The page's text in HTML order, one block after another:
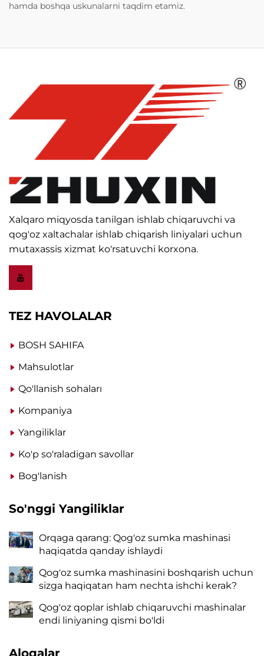
hamda boshqa uskunalarni taqdim etamiz.
Xalqaro miqyosda tanilgan ishlab chiqaruvchi va
qog'oz xaltachalar ishlab chiqarish liniyalari uchun
mutaxassis xizmat ko'rsatuvchi korxona.
TEZ HAVOLALAR
BOSH SAHIFA
Mahsulotlar
Qo'llanish sohaları
Kompaniya
Yangiliklar
Ko'p so'raladigan savollar
Bog'lanish
So'nggi Yangiliklar
Orqaga qarang: Qog'oz sumka mashinasi
haqiqatda qanday ishlaydi
Qog'oz sumka mashinasini boshqarish uchun
sizga haqiqatan ham nechta ishchi kerak?
Qog'oz qoplar ishlab chiqaruvchi mashinalar
endi liniyaning qismi bo'ldi